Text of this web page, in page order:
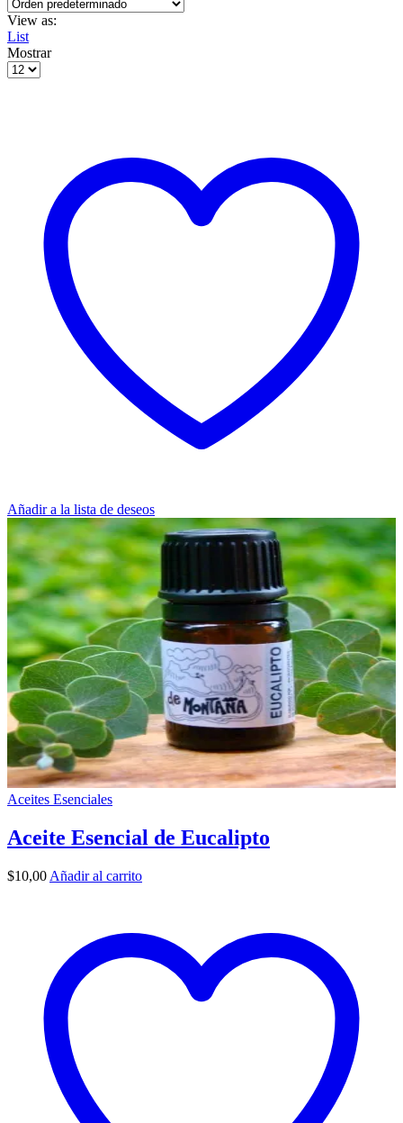
View as:
List
Mostrar
Products
Añadir a la lista de deseos
Aceites Esenciales
Aceite Esencial de Eucalipto
$10,00 Añadir al carrito